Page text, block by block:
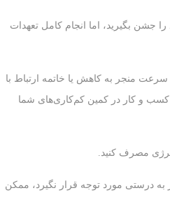
جشن بگیرید، اما انجام کامل تعهدات
منجر به کاهش یا خاتمه ارتباط با
کسب و کار در کمین کم‌کاری‌های شما
به درستی مورد توجه قرار نگیرد، ممکن